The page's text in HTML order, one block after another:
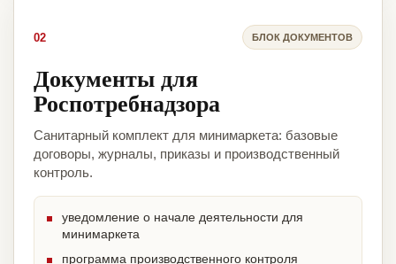
02 БЛОК ДОКУМЕНТОВ
Документы для
Роспотребнадзора
Санитарный комплект для минимаркета: базовые
договоры, журналы, приказы и производственный
контроль.
уведомление о начале деятельности для
минимаркета
программа производственного контроля